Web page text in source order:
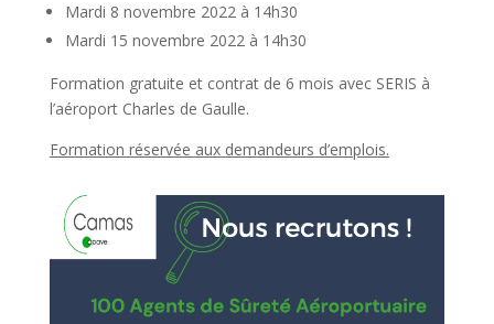
Mardi 8 novembre 2022 à 14h30
Mardi 15 novembre 2022 à 14h30
Formation gratuite et contrat de 6 mois avec SERIS à
l’aéroport Charles de Gaulle.
Formation réservée aux demandeurs d’emplois.